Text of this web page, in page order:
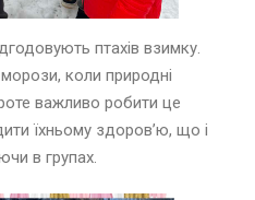
птахів взимку.
коли природні
важливо робити це
їхньому здоров’ю, що і
в групах.